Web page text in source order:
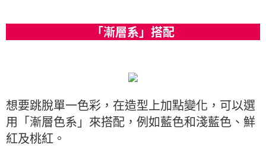
「漸層系」搭配
想要跳脫單一色彩，在造型上加點變化，可以選
用「漸層色系」來搭配，例如藍色和淺藍色、鮮
紅及桃紅。